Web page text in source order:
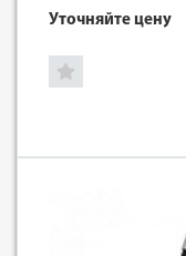
Уточняйте цену